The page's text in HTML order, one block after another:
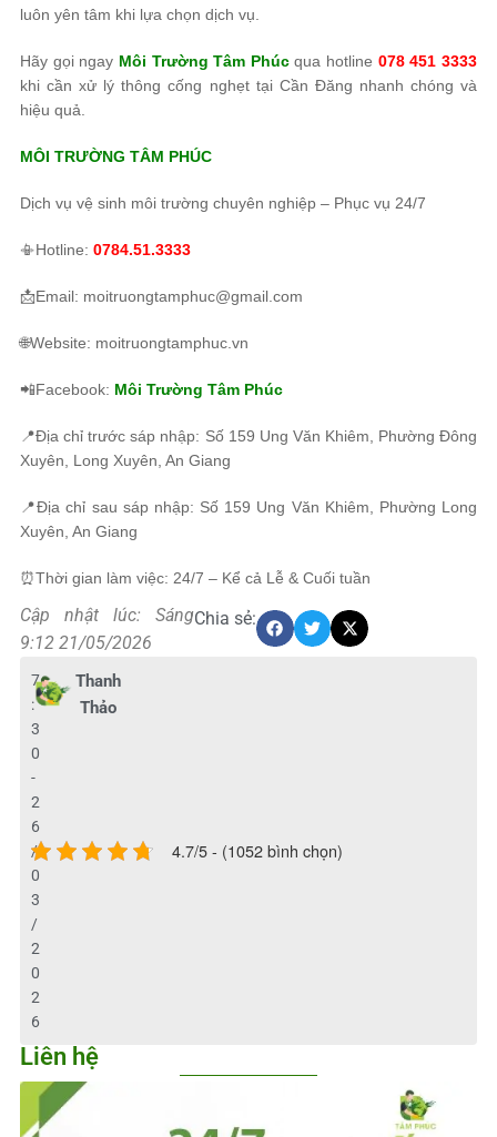
luôn yên tâm khi lựa chọn dịch vụ.
Hãy gọi ngay Môi Trường Tâm Phúcqua hotline 078 451 3333
khi cần xử lý thông cống nghẹt tại Cần Đăng nhanh chóng và
hiệu quả.
MÔI TRƯỜNG TÂM PHÚC
Dịch vụ vệ sinh môi trường chuyên nghiệp – Phục vụ 24/7
📳Hotline: 0784.51.3333
📩Email: moitruongtamphuc@gmail.com
🌐Website: moitruongtamphuc.vn
📲Facebook: Môi Trường Tâm Phúc
📍Địa chỉ trước sáp nhập: Số 159 Ung Văn Khiêm, Phường Đông
Xuyên, Long Xuyên, An Giang
📍Địa chỉ sau sáp nhập: Số 159 Ung Văn Khiêm, Phường Long
Xuyên, An Giang
⏰Thời gian làm việc: 24/7 – Kể cả Lễ & Cuối tuần
Cập nhật lúc: Sáng
9:12 21/05/2026
Chia sẻ:
Thanh
Thảo
7
:
3
0
-
2
6
/
0
3
/
2
0
2
6
4.7/5 - (1052 bình chọn)
Liên hệ